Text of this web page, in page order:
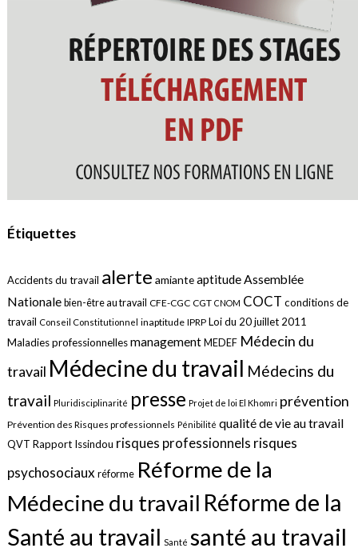
Étiquettes
Accidents du travail alerte amianteaptitudeAssemblée
Nationale bien-être au travail CFE-CGC CGT CNOM COCT conditions de
travail Conseil Constitutionnel inaptitude IPRP Loi du 20 juillet 2011
Maladies professionnellesmanagement MEDEF Médecin du
travail Médecine du travail Médecins du
travail Pluridisciplinarité presse Projet de loi El Khomri prévention
Prévention des Risques professionnels Pénibilité qualité de vie au travail
QVT Rapport Issindou risques professionnels risques
psychosociauxréforme Réforme de la
Médecine du travail Réforme de la
Santé au travail Santé santé au travail